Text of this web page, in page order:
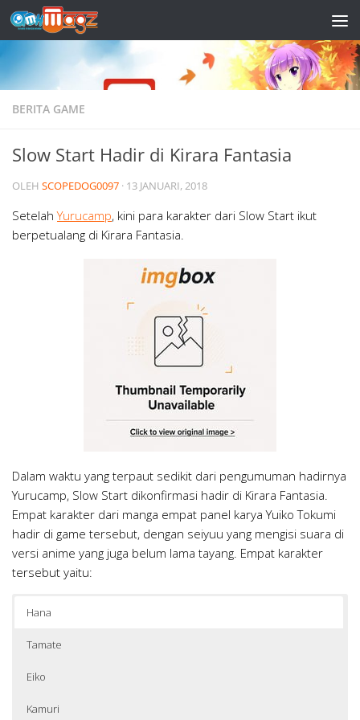
Skip to content
BERITA GAME
Slow Start Hadir di Kirara Fantasia
OLEH SCOPEDOG0097 · 13 JANUARI, 2018
SetelahYurucamp, kini para karakter dari Slow Start ikut
berpetualang di Kirara Fantasia.
Dalam waktu yang terpaut sedikit dari pengumuman hadirnya
Yurucamp, Slow Start dikonfirmasi hadir di Kirara Fantasia.
Empat karakter dari manga empat panel karya Yuiko Tokumi
hadir di game tersebut, dengan seiyuu yang mengisi suara di
versi anime yang juga belum lama tayang. Empat karakter
tersebut yaitu:
Hana
Tamate
Eiko
Kamuri